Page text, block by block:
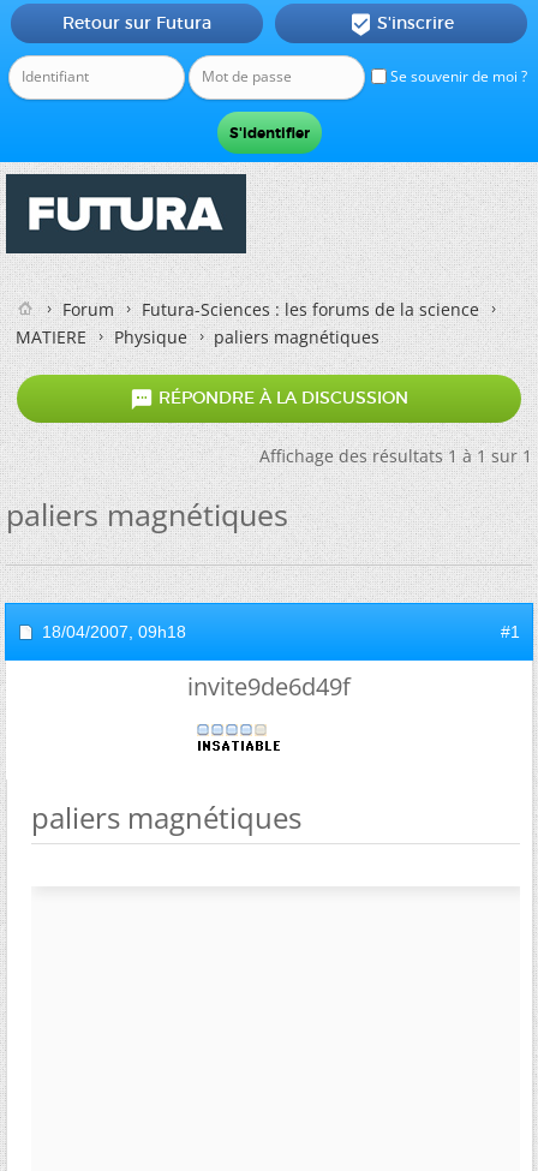
Se souvenir de moi ?
Retour sur Futura  S'inscrire
Forum
Futura-Sciences : les forums de la science
MATIERE
Physique paliers magnétiques
 RÉPONDRE À LA DISCUSSION
Affichage des résultats 1 à 1 sur 1
paliers magnétiques
18/04/2007, 09h18 #1
invite9de6d49f
paliers magnétiques